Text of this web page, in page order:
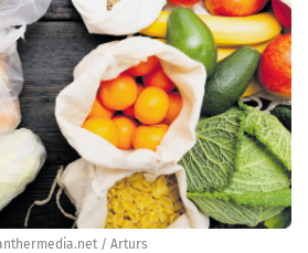
/ Arturs